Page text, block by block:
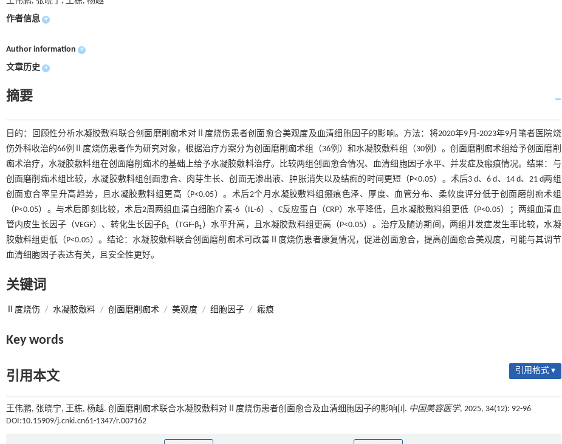
作者信息 +
Author information +
文章历史 +
摘要
目的：回顾性分析水凝胶敷料联合创面磨削痂术对Ⅱ度烧伤患者创面愈合美观度及血清细胞因子的影响。方法：将2020年9月-2023年9月笔者医院烧
伤外科收治的66例Ⅱ度烧伤患者作为研究对象，根据治疗方案分为创面磨削痂术组（36例）和水凝胶敷料组（30例）。创面磨削痂术组给予创面磨削
痂术治疗，水凝胶敷料组在创面磨削痂术的基础上给予水凝胶敷料治疗。比较两组创面愈合情况、血清细胞因子水平、并发症及瘢痕情况。结果：与
创面磨削痂术组比较，水凝胶敷料组创面愈合、肉芽生长、创面无渗出液、肿胀消失以及结痂的时间更短（P<0.05）。术后3 d、6 d、14 d、21 d两组
创面愈合率呈升高趋势，且水凝胶敷料组更高（P<0.05）。术后2个月水凝胶敷料组瘢痕色泽、厚度、血管分布、柔软度评分低于创面磨削痂术组
（P<0.05）。与术后即刻比较，术后2周两组血清白细胞介素-6（IL-6）、C反应蛋白（CRP）水平降低，且水凝胶敷料组更低（P<0.05）；两组血清血
管内皮生长因子（VEGF）、转化生长因子β1 （TGF-β1）水平升高，且水凝胶敷料组更高（P<0.05）。治疗及随访期间，两组并发症发生率比较，水凝
胶敷料组更低（P<0.05）。结论：水凝胶敷料联合创面磨削痂术可改善Ⅱ度烧伤患者康复情况，促进创面愈合，提高创面愈合美观度，可能与其调节
血清细胞因子表达有关，且安全性更好。
关键词
Ⅱ度烧伤 / 水凝胶敷料 / 创面磨削痂术 / 美观度 / 细胞因子 / 瘢痕
Key words
引用本文 引用格式 ▾
王伟鹏, 张晓宁, 王栋, 杨越. 创面磨削痂术联合水凝胶敷料对Ⅱ度烧伤患者创面愈合及血清细胞因子的影响[J]. 中国美容医学, 2025, 34(12): 92-96
DOI:10.15909/j.cnki.cn61-1347/r.007162